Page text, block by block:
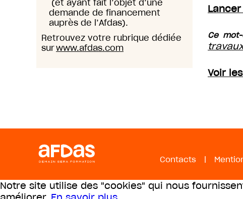
(et ayant fait l’objet d’une
demande de financement
auprès de l’Afdas).
Retrouvez votre rubrique dédiée
surwww.afdas.com
Ce
Voir
Contacts |
Notre site utilise des "cookies" qui nous